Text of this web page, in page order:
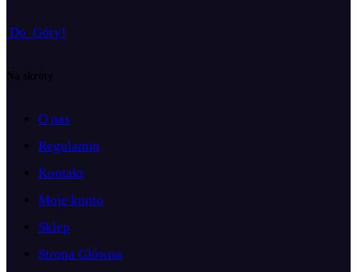
Do Góry!
Na skróty
O nas
Regulamin
Kontakt
Moje konto
Sklep
Strona Główna